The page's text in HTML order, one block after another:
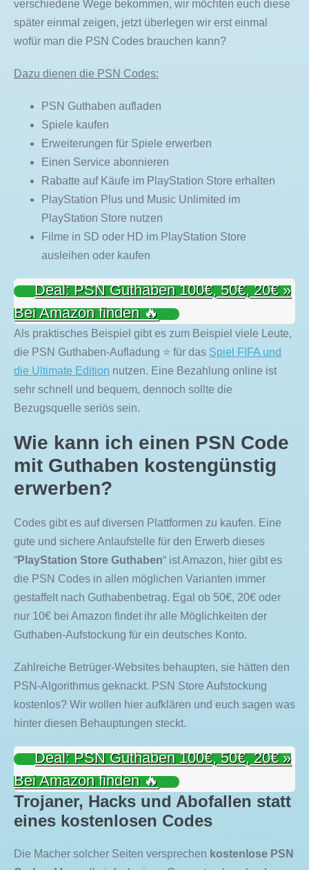
verschiedene Wege bekommen, wir möchten euch diese
später einmal zeigen, jetzt überlegen wir erst einmal
wofür man die PSN Codes brauchen kann?
Dazu dienen die PSN Codes:
PSN Guthaben aufladen
Spiele kaufen
Erweiterungen für Spiele erwerben
Einen Service abonnieren
Rabatte auf Käufe im PlayStation Store erhalten
PlayStation Plus und Music Unlimited im
PlayStation Store nutzen
Filme in SD oder HD im PlayStation Store
ausleihen oder kaufen
Deal: PSN Guthaben 100€, 50€, 20€ »
Bei Amazon finden 🔥
Als praktisches Beispiel gibt es zum Beispiel viele Leute,
die PSN Guthaben-Aufladung ⭐ für das Spiel FIFA und
die Ultimate Edition nutzen. Eine Bezahlung online ist
sehr schnell und bequem, dennoch sollte die
Bezugsquelle seriös sein.
Wie kann ich einen PSN Code
mit Guthaben kostengünstig
erwerben?
Codes gibt es auf diversen Plattformen zu kaufen. Eine
gute und sichere Anlaufstelle für den Erwerb dieses
“PlayStation Store Guthaben“ ist Amazon, hier gibt es
die PSN Codes in allen möglichen Varianten immer
gestaffelt nach Guthabenbetrag. Egal ob 50€, 20€ oder
nur 10€ bei Amazon findet ihr alle Möglichkeiten der
Guthaben-Aufstockung für ein deutsches Konto.
Zahlreiche Betrüger-Websites behaupten, sie hätten den
PSN-Algorithmus geknackt. PSN Store Aufstockung
kostenlos? Wir wollen hier aufklären und euch sagen was
hinter diesen Behauptungen steckt.
Deal: PSN Guthaben 100€, 50€, 20€ »
Bei Amazon finden 🔥
Trojaner, Hacks und Abofallen statt
eines kostenlosen Codes
Die Macher solcher Seiten versprechen kostenlose PSN